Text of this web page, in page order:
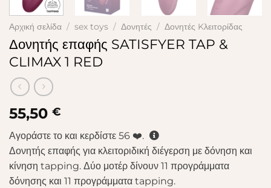
Αρχική σελίδα / sex toys / Δονητές / Δονητές Kλειτορίδας
Δονητής επαφής SATISFYER TAP &
CLIMAX 1 RED
55,50 €
Αγοράστε το και κερδίστε 56 ❤️.
Δονητής επαφής για κλειτοριδική διέγερση με δόνηση και
κίνηση tapping. Δύο μοτέρ δίνουν 11 προγράμματα
δόνησης και 11 προγράμματα tapping.